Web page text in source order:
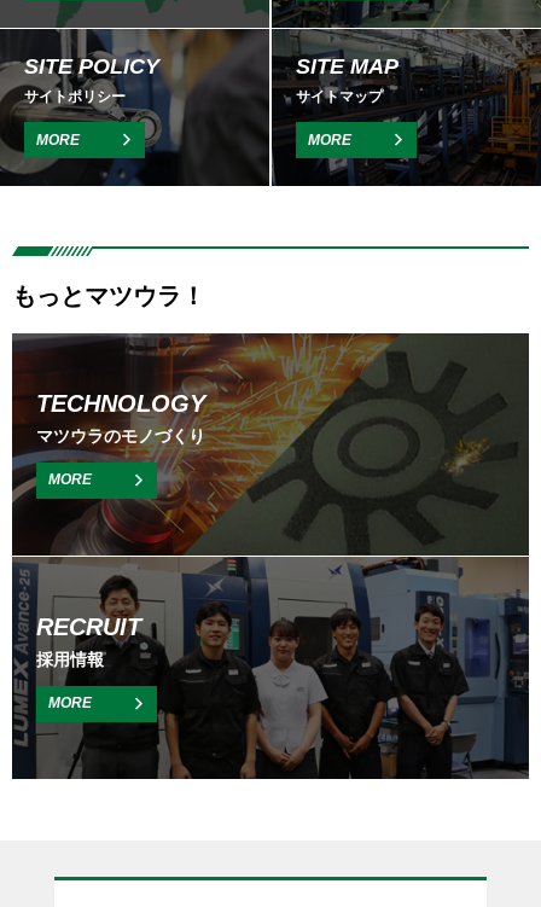
SITE POLICY
サイトポリシー
MORE
SITE MAP
サイトマップ
MORE
もっとマツウラ！
TECHNOLOGY
マツウラのモノづくり
MORE
RECRUIT
採用情報
MORE